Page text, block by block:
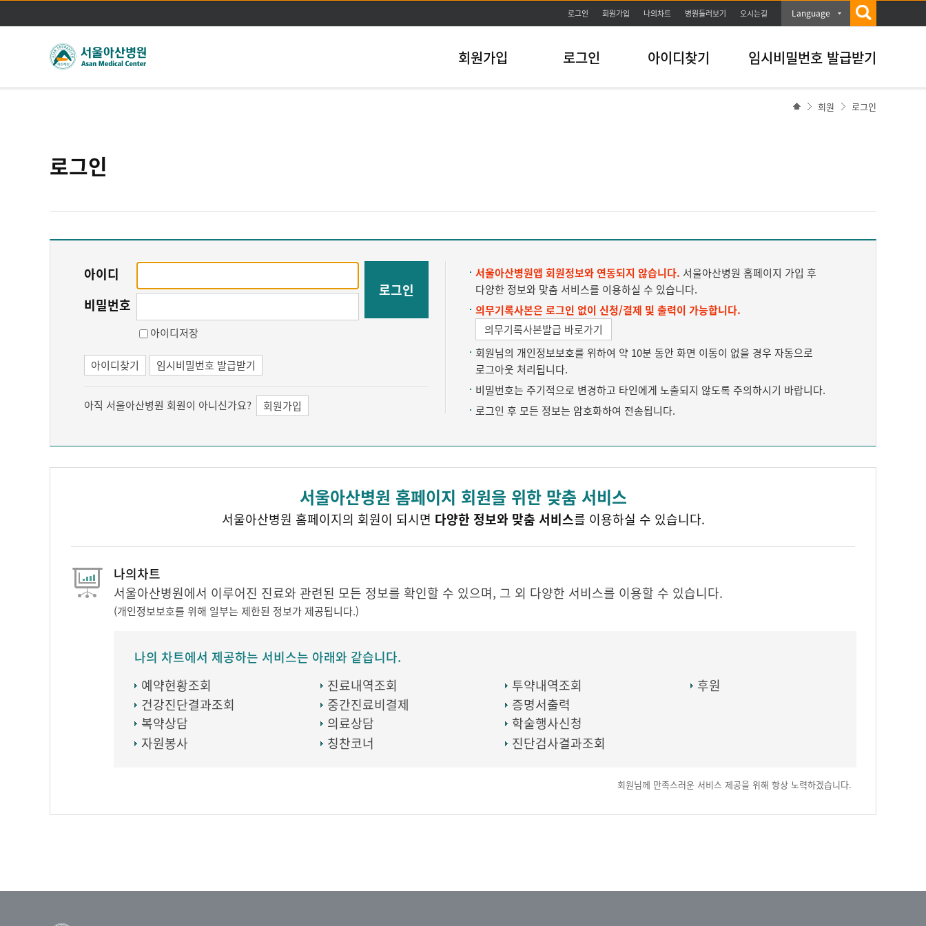
주메뉴바로가기
본문바로가기
로그인 회원가입 나의차트 병원둘러보기 오시는길 Language
회원가입 로그인 아이디찾기 임시비밀번호 발급받기
회원 로그인
로그인
아이디
비밀번호
아이디저장
로그인
아이디찾기 임시비밀번호 발급받기
아직 서울아산병원 회원이 아니신가요? 회원가입
서울아산병원앱 회원정보와 연동되지 않습니다. 서울아산병원 홈페이지 가입 후
다양한 정보와 맞춤 서비스를 이용하실 수 있습니다.
의무기록사본은 로그인 없이 신청/결제 및 출력이 가능합니다.
의무기록사본발급 바로가기
회원님의 개인정보보호를 위하여 약 10분 동안 화면 이동이 없을 경우 자동으로
로그아웃 처리됩니다.
비밀번호는 주기적으로 변경하고 타인에게 노출되지 않도록 주의하시기 바랍니다.
로그인 후 모든 정보는 암호화하여 전송됩니다.
서울아산병원 홈페이지 회원을 위한 맞춤 서비스
서울아산병원 홈페이지의 회원이 되시면 다양한 정보와 맞춤 서비스를 이용하실 수 있습니다.
나의차트
서울아산병원에서 이루어진 진료와 관련된 모든 정보를 확인할 수 있으며, 그 외 다양한 서비스를 이용할 수 있습니다.
(개인정보보호를 위해 일부는 제한된 정보가 제공됩니다.)
나의 차트에서 제공하는 서비스는 아래와 같습니다.
예약현황조회
건강진단결과조회
복약상담
자원봉사
진료내역조회
중간진료비결제
의료상담
칭찬코너
투약내역조회
증명서출력
학술행사신청
진단검사결과조회
후원
회원님께 만족스러운 서비스 제공을 위해 항상 노력하겠습니다.